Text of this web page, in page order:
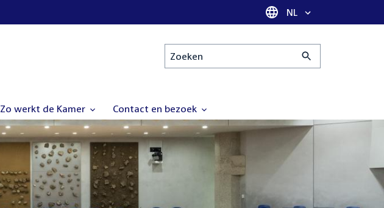
Taal selectie
NL
Zoeken
Zo werkt de Kamer Contact en bezoek